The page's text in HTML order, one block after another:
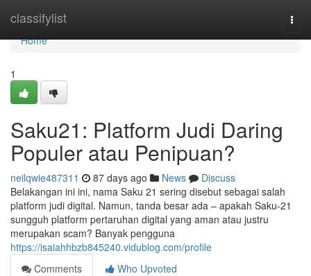
classifylist
Home
Home
1
Saku21: Platform Judi Daring
Populer atau Penipuan?
neilqwie487311 87 days ago News
Discuss
Belakangan ini ini, nama Saku 21 sering disebut sebagai salah
platform judi digital. Namun, tanda besar ada – apakah Saku-21
sungguh platform pertaruhan digital yang aman atau justru
merupakan scam? Banyak pengguna
https://isaiahhbzb845240.vidublog.com/profile
Comments
Who Upvoted